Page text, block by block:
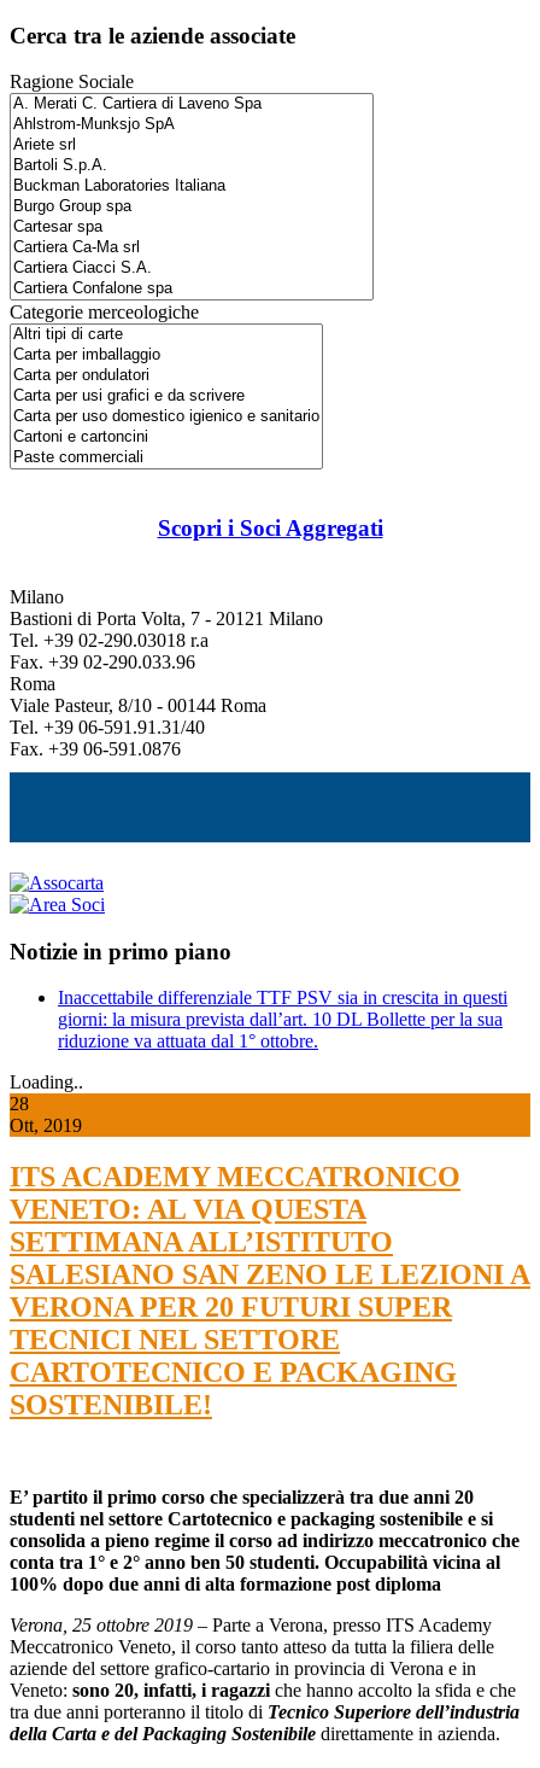
Cerca tra le aziende associate
Ragione Sociale
Categorie merceologiche
Scopri i Soci Aggregati
Milano
Bastioni di Porta Volta, 7 - 20121 Milano
Tel. +39 02-290.03018 r.a
Fax. +39 02-290.033.96
Roma
Viale Pasteur, 8/10 - 00144 Roma
Tel. +39 06-591.91.31/40
Fax. +39 06-591.0876
Notizie in primo piano
Inaccettabile differenziale TTF PSV sia in crescita in questi
giorni: la misura prevista dall’art. 10 DL Bollette per la sua
riduzione va attuata dal 1° ottobre.
Loading..
28
Ott, 2019
ITS ACADEMY MECCATRONICO
VENETO: AL VIA QUESTA
SETTIMANA ALL’ISTITUTO
SALESIANO SAN ZENO LE LEZIONI A
VERONA PER 20 FUTURI SUPER
TECNICI NEL SETTORE
CARTOTECNICO E PACKAGING
SOSTENIBILE!
E’ partito il primo corso che specializzerà tra due anni 20
studenti nel settore Cartotecnico e packaging sostenibile e si
consolida a pieno regime il corso ad indirizzo meccatronico che
conta tra 1° e 2° anno ben 50 studenti. Occupabilità vicina al
100% dopo due anni di alta formazione post diploma
Verona, 25 ottobre 2019 – Parte a Verona, presso ITS Academy
Meccatronico Veneto, il corso tanto atteso da tutta la filiera delle
aziende del settore grafico-cartario in provincia di Verona e in
Veneto: sono 20, infatti, i ragazzi che hanno accolto la sfida e che
tra due anni porteranno il titolo di Tecnico Superiore dell’industria
della Carta e del Packaging Sostenibile direttamente in azienda.